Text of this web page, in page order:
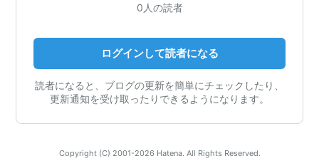
0人の読者
ログインして読者になる
読者になると、ブログの更新を簡単にチェックしたり、
更新通知を受け取ったりできるようになります。
Copyright (C) 2001-2026 Hatena. All Rights Reserved.